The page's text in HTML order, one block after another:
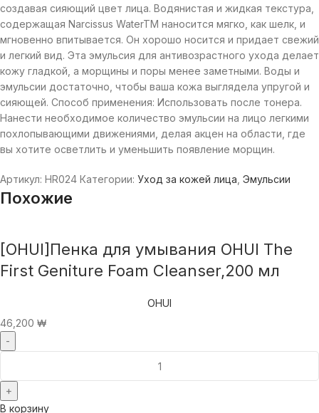
создавая сияющий цвет лица. Водянистая и жидкая текстура,
содержащая Narcissus WaterTM наносится мягко, как шелк, и
мгновенно впитывается. Он хорошо носится и придает свежий
и легкий вид. Эта эмульсия для антивозрастного ухода делает
кожу гладкой, а морщины и поры менее заметными. Воды и
эмульсии достаточно, чтобы ваша кожа выглядела упругой и
сияющей. Способ применения: Использовать после тонера.
Нанести необходимое количество эмульсии на лицо легкими
похлопывающими движениями, делая акцен на области, где
вы хотите осветлить и уменьшить появление морщин.
Артикул: HR024 Категории: Уход за кожей лица Эмульсии
Похожие
[OHUI]Пенка для умывания OHUI The
First Geniture Foam Cleanser,200 мл
OHUI
46,200 ₩
В корзину